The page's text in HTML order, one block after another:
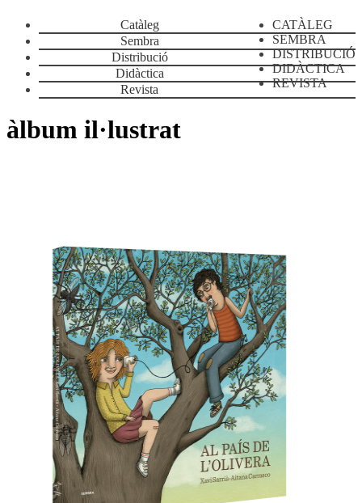
CATÀLEG
SEMBRA
DISTRIBUCIÓ
DIDÀCTICA
REVISTA
Catàleg
Sembra
Distribució
Didàctica
Revista
àlbum il·lustrat